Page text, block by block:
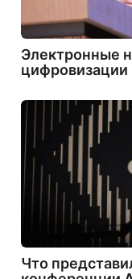
Электронные
цифровизации
Что